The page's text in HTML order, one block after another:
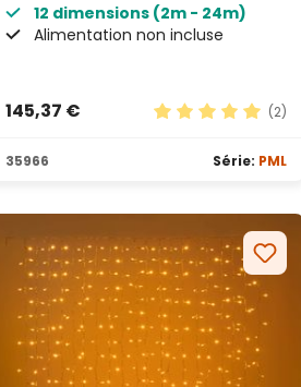
12 dimensions (2m - 24m)
Alimentation non incluse
145,37 €
(2)
35966 Série: PML